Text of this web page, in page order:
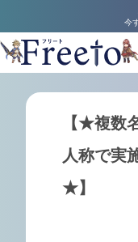
今
【★複数
人称で実
★】